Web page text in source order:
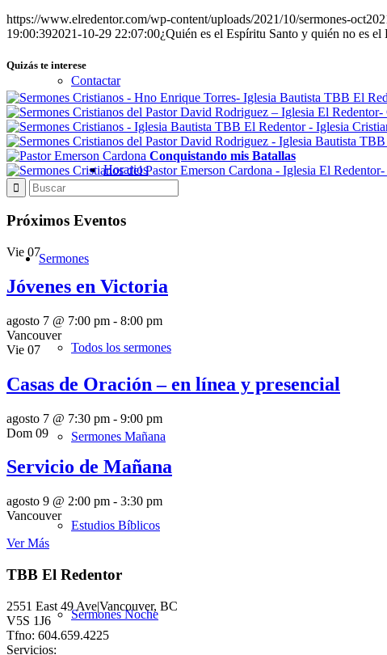
Contactar
Horarios
Sermones
Todos los sermones
Sermones Mañana
Estudios Bíblicos
Sermones Noche
https://www.elredentor.com/wp-content/uploads/2021/10/sermones-
19:00:392021-10-29 22:07:00¿Quién es el Espíritu Santo y quién no es el
Quizás te interese
Conquistando mis Batallas
Próximos Eventos
Vie 07
Jóvenes en Victoria
agosto 7 @ 7:00 pm - 8:00 pm
Vancouver
Vie 07
Casas de Oración – en línea y presencial
agosto 7 @ 7:30 pm - 9:00 pm
Dom 09
Servicio de Mañana
agosto 9 @ 2:00 pm - 3:30 pm
Vancouver
Ver Más
TBB El Redentor
2551 East 49 Ave|Vancouver, BC
V5S 1J6
Tfno: 604.659.4225
Servicios: